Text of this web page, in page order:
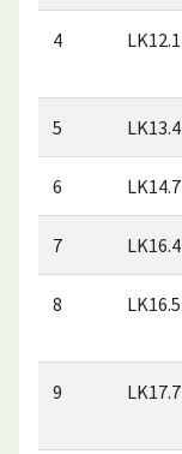
4 LK12.1
5 LK13.4
6 LK14.7
7 LK16.4
8 LK16.5
9 LK17.7